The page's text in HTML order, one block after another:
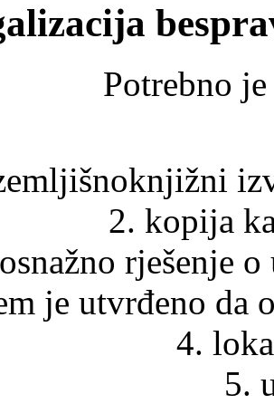
Potrebno
2. kopija
rješenje
je utvrđeno da
4.
5.